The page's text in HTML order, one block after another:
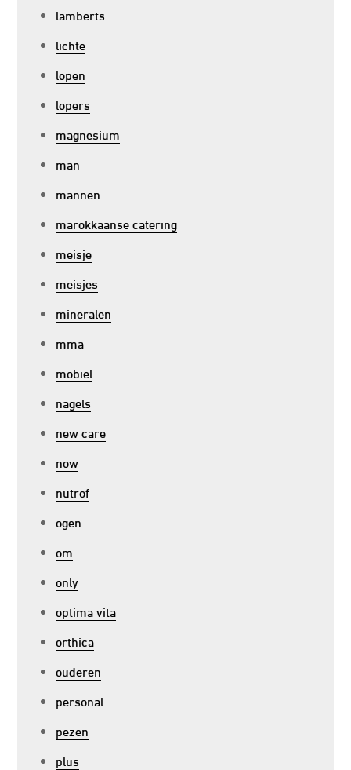
lamberts
lichte
lopen
lopers
magnesium
man
mannen
marokkaanse catering
meisje
meisjes
mineralen
mma
mobiel
nagels
new care
now
nutrof
ogen
om
only
optima vita
orthica
ouderen
personal
pezen
plus